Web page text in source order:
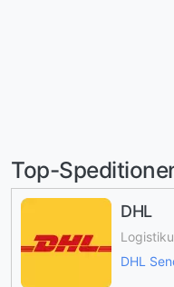
Top-
DHL
DHL